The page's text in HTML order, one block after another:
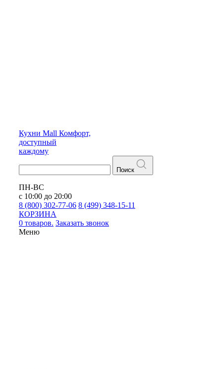
Кухни Mall Комфорт,
доступный
каждому
Поиск
ПН-ВС
с 10:00 до 20:00
8 (800) 302-77-06 8 (499) 348-15-11
КОРЗИНА
0 товаров. Заказать звонок
Меню